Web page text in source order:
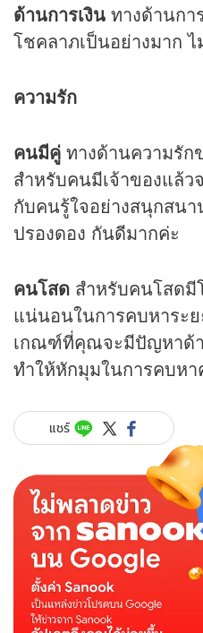
ด้านการเงิน ทางด้านก
โชคลาภเป็นอย่างมาก
ความรัก
คนมีคู่ ทางด้านความรั
สำหรับคนมีเจ้าของแล้
กับคนรู้ใจอย่างสนุกสนา
ปรองดอง กันดีมากค่ะ
คนโสด สำหรับคนโสดมี
แน่นอนในการคบหาระย
เกณฑ์ที่คุณจะมีปัญหาด้
ทำให้หักมุมในการคบหา
แชร์